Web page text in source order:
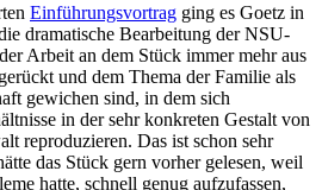
Einführungsvortrag ging es Goetz in
dramatische Bearbeitung der NSU-
Arbeit an dem Stück immer mehr aus
und dem Thema der Familie als
gewichen sind, in dem sich
in der sehr konkreten Gestalt von
reproduzieren. Das ist schon sehr
das Stück gern vorher gelesen, weil
hatte, schnell genug aufzufassen,